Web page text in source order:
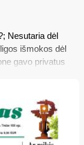
Nesutaria dėl
išmokos dėl
gavo privatus